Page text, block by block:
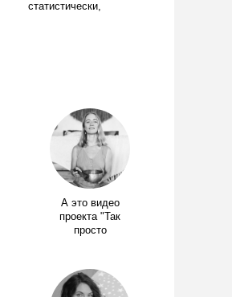
статистически,
А это видео
проекта "Так
просто